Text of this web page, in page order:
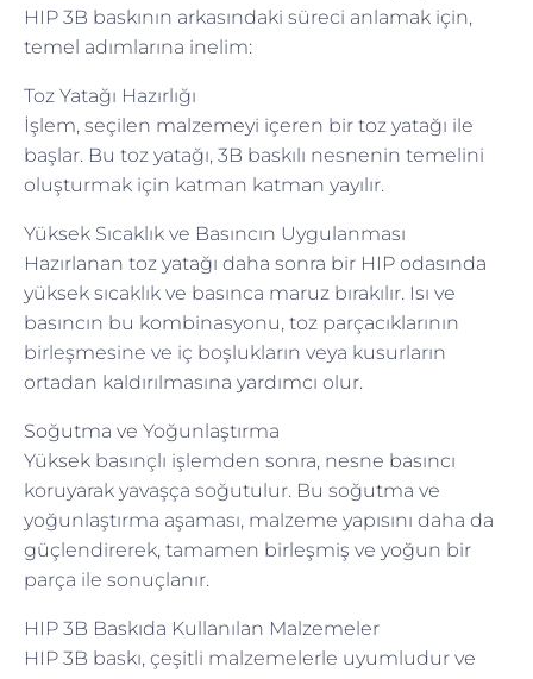
HIP 3B baskının arkasındaki süreci anlamak için,
temel adımlarına inelim:
Toz Yatağı Hazırlığı
İşlem, seçilen malzemeyi içeren bir toz yatağı ile
başlar. Bu toz yatağı, 3B baskılı nesnenin temelini
oluşturmak için katman katman yayılır.
Yüksek Sıcaklık ve Basıncın Uygulanması
Hazırlanan toz yatağı daha sonra bir HIP odasında
yüksek sıcaklık ve basınca maruz bırakılır. Isı ve
basıncın bu kombinasyonu, toz parçacıklarının
birleşmesine ve iç boşlukların veya kusurların
ortadan kaldırılmasına yardımcı olur.
Soğutma ve Yoğunlaştırma
Yüksek basınçlı işlemden sonra, nesne basıncı
koruyarak yavaşça soğutulur. Bu soğutma ve
yoğunlaştırma aşaması, malzeme yapısını daha da
güçlendirerek, tamamen birleşmiş ve yoğun bir
parça ile sonuçlanır.
HIP 3B Baskıda Kullanılan Malzemeler
HIP 3B baskı, çeşitli malzemelerle uyumludur ve